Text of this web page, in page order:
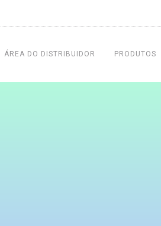
ÁREA DO DISTRIBUIDOR PRODUTOS